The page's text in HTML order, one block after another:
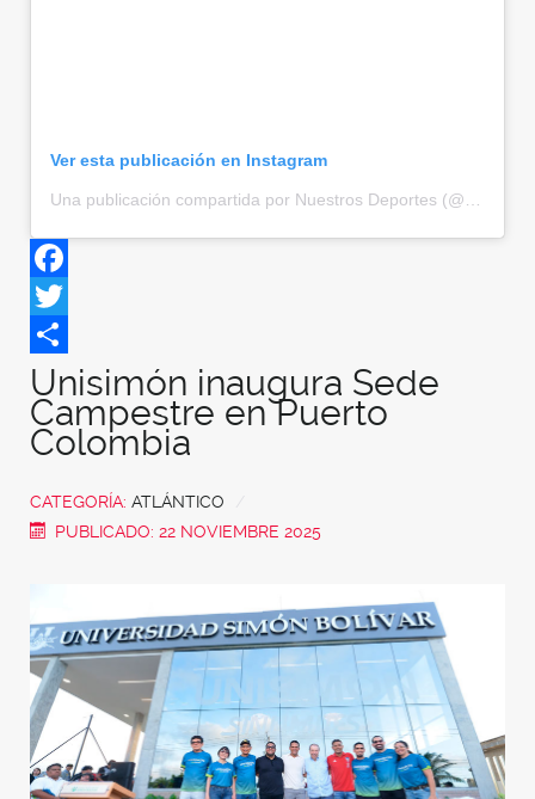
Ver esta publicación en Instagram
Facebook
Twitter
Share
Unisimón inaugura Sede
Campestre en Puerto
Colombia
CATEGORÍA: ATLÁNTICO
PUBLICADO: 22 NOVIEMBRE 2025